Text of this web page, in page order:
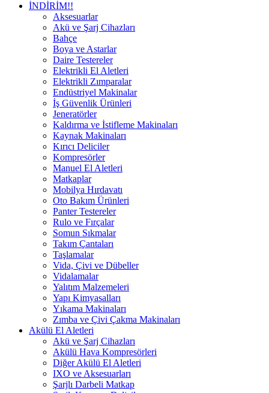
İNDİRİM!!
Aksesuarlar
Akü ve Şarj Cihazları
Bahçe
Boya ve Astarlar
Daire Testereler
Elektrikli El Aletleri
Elektrikli Zımparalar
Endüstriyel Makinalar
İş Güvenlik Ürünleri
Jeneratörler
Kaldırma ve İstifleme Makinaları
Kaynak Makinaları
Kırıcı Deliciler
Kompresörler
Manuel El Aletleri
Matkaplar
Mobilya Hırdavatı
Oto Bakım Ürünleri
Panter Testereler
Rulo ve Fırçalar
Somun Sıkmalar
Takım Çantaları
Taşlamalar
Vida, Çivi ve Dübeller
Vidalamalar
Yalıtım Malzemeleri
Yapı Kimyasalları
Yıkama Makinaları
Zımba ve Çivi Çakma Makinaları
Akülü El Aletleri
Akü ve Şarj Cihazları
Akülü Hava Kompresörleri
Diğer Akülü El Aletleri
IXO ve Aksesuarları
Şarjlı Darbeli Matkap